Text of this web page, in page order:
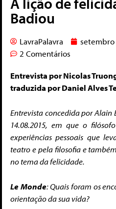
Badiou
LavraPalavra
setembro
2 Comentários
Entrevista por Nicolas
traduzida por Daniel Alves
Entrevista concedida por Alain
14.08.2015, em que o
experiências pessoais que
teatro e pela filosofia e
no tema da felicidade.
Le Monde: Quais foram os
orientação da sua vida?